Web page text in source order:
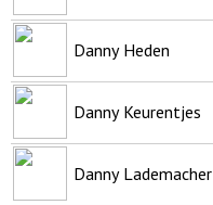
Danny Heden
Danny Keurentjes
Danny Lademacher